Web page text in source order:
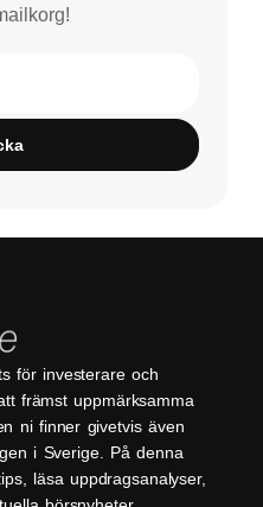
för investerare och
främst uppmärksamma
ni finner givetvis även
i Sverige. På denna
läsa uppdragsanalyser,